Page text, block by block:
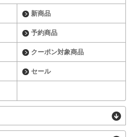
新商品
予約商品
クーポン対象商品
セール